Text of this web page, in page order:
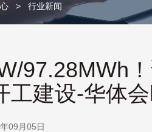
> 行业新闻
97.28MWh
工建设-华体
09月05日